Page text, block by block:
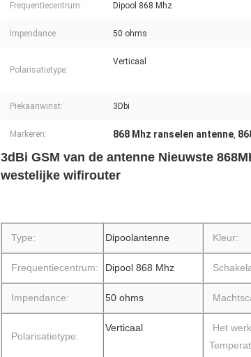
Frequentiecentrum: Dipool 868 Mhz
Impendance: 50 ohms
Polarisatietype:
Verticaal
Piekaanwinst: 3Dbi
Markeren: 868 Mhz ranselen antenne,
3dBi GSM van de antenne Nieuwste
westelijke wifirouter
Type: Dipoolantenne Kleur:
Frequentiecentrum: Dipool 868 Mhz
Impendance: 50 ohms
Polarisatietype:
Verticaal
Het werk